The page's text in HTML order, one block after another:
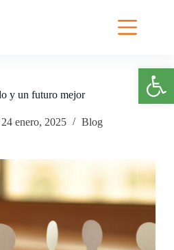
Abrir barra de herramientas
y un futuro mejor
24 enero, 2025 Blog